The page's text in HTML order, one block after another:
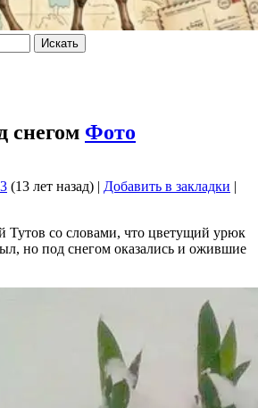
Искать
снегом Фото
(13 лет назад) | Добавить в закладки |
Тутов со словами, что цветущий урюк
но под снегом оказались и ожившие